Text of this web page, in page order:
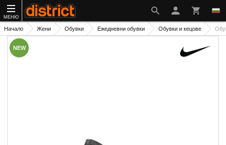
МЕНЮ
Начало Жени Обувки Ежедневни обувки Обувки и кецове
NEW